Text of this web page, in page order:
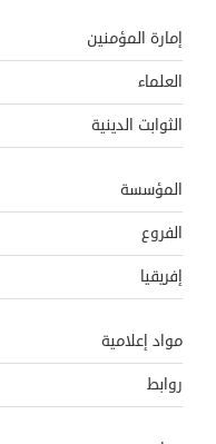
إمارة المؤمنين
العلماء
الثوابت الدينية
المؤسسة
الفروع
إفريقيا
مواد إعلامية
روابط